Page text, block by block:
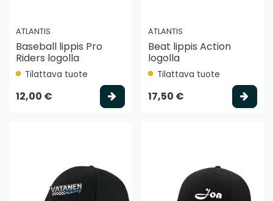
ATLANTIS
Baseball lippis Pro
Riders logolla
Tilattava tuote
12,00 € Valitse vaihtoehto
ATLANTIS
Beat lippis Action
logolla
Tilattava tuote
17,50 €